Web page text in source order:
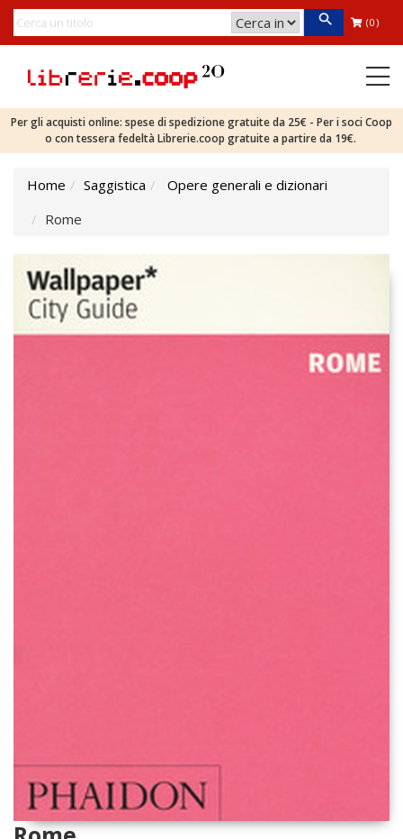
(0)
Per gli acquisti online: spese di spedizione gratuite da 25€ - Per i soci Coop
o con tessera fedeltà Librerie.coop gratuite a partire da 19€.
Home Saggistica
Opere generali e dizionari
Rome